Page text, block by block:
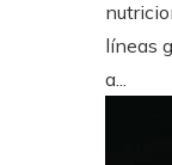
líneas
a...